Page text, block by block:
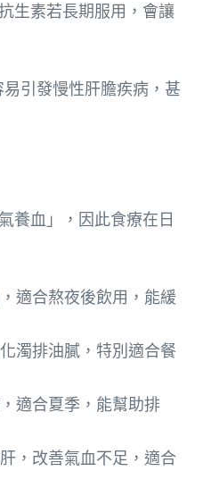
生素若長期服用，會讓
引發慢性肝膽疾病，甚
養血」，因此食療在日
適合熬夜後飲用，能緩
濁排油膩，特別適合餐
適合夏季，能幫助排
，改善氣血不足，適合